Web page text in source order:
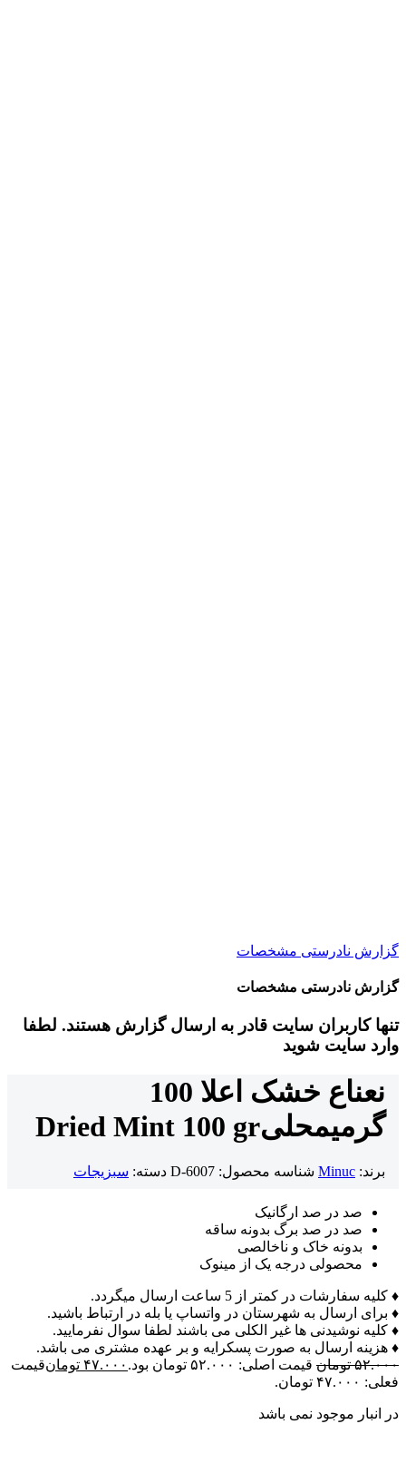
گزارش نادرستی مشخصات
گزارش نادرستی مشخصات
تنها کاربران سایت قادر به ارسال گزارش هستند. لطفا
وارد سایت شوید
نعناع خشک اعلا 100
گرمیمحلیDried Mint 100 gr
برند: Minuc شناسه محصول: D-6007 دسته: سبزیجات
صد در صد ارگانیک
صد در صد برگ بدونه ساقه
بدونه خاک و ناخالصی
محصولی درجه یک از مینوک
♦ کلیه سفارشات در کمتر از 5 ساعت ارسال میگردد.
♦ برای ارسال به شهرستان در واتساپ یا بله در ارتباط باشید.
♦ کلیه نوشیدنی ها غیر الکلی می باشند لطفا سوال نفرمایید.
♦ هزینه ارسال به صورت پسکرایه و بر عهده مشتری می باشد.
۵۲.۰۰۰ تومان قیمت اصلی: ۵۲.۰۰۰ تومان بود. ۴۷.۰۰۰ تومانقیمت
فعلی: ۴۷.۰۰۰ تومان.
در انبار موجود نمی باشد